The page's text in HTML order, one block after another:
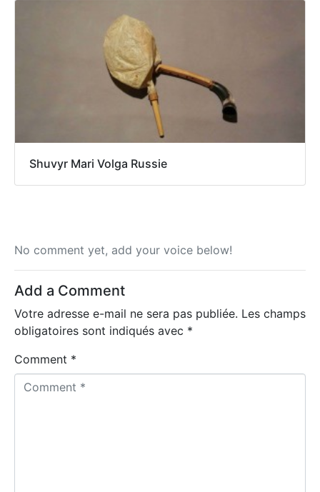
Shuvyr Mari Volga Russie
No comment yet, add your voice below!
Add a Comment
Votre adresse e-mail ne sera pas publiée. Les champs
obligatoires sont indiqués avec *
Comment *